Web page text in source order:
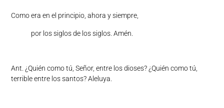
Como era en el principio, ahora y siempre,
por los siglos de los siglos. Amén.
Ant. ¿Quién como tú, Señor, entre los dioses? ¿Quién como tú,
terrible entre los santos? Aleluya.